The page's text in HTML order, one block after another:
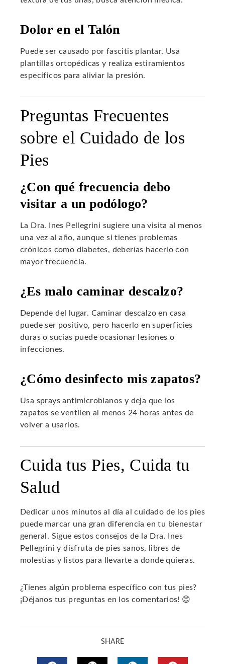
Dolor en el Talón
Puede ser causado por fascitis plantar. Usa
plantillas ortopédicas y realiza estiramientos
específicos para aliviar la presión.
Preguntas Frecuentes
sobre el Cuidado de los
Pies
¿Con qué frecuencia debo
visitar a un podólogo?
La Dra. Ines Pellegrini sugiere una visita al menos
una vez al año, aunque si tienes problemas
crónicos como diabetes, deberías hacerlo con
mayor frecuencia.
¿Es malo caminar descalzo?
Depende del lugar. Caminar descalzo en casa
puede ser positivo, pero hacerlo en superficies
duras o sucias puede ocasionar lesiones o
infecciones.
¿Cómo desinfecto mis zapatos?
Usa sprays antimicrobianos y deja que los
zapatos se ventilen al menos 24 horas antes de
volver a usarlos.
Cuida tus Pies, Cuida tu
Salud
Dedicar unos minutos al día al cuidado de los pies
puede marcar una gran diferencia en tu bienestar
general. Sigue estos consejos de la Dra. Ines
Pellegrini y disfruta de pies sanos, libres de
molestias y listos para llevarte a donde quieras.
¿Tienes algún problema específico con tus pies?
¡Déjanos tus preguntas en los comentarios! 😊
SHARE